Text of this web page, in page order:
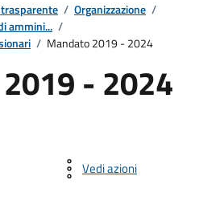
/ Organizzazione /
ammini... /
/ Mandato 2019 - 2024
- 2024
Vedi azioni